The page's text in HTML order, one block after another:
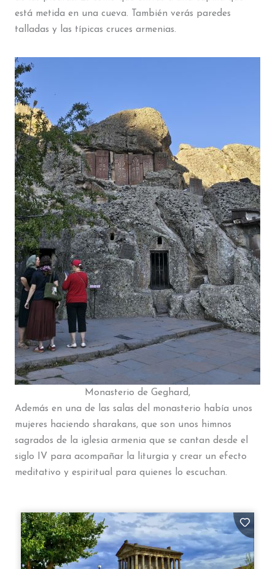
está metida en una cueva. También verás paredes
talladas y las típicas cruces armenias.
Monasterio de Geghard,
Además en una de las salas del monasterio había unos
mujeres haciendo sharakans, que son unos himnos
sagrados de la iglesia armenia que se cantan desde el
siglo IV para acompañar la liturgia y crear un efecto
meditativo y espiritual para quienes lo escuchan.